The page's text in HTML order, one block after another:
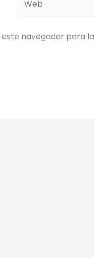
navegador para la